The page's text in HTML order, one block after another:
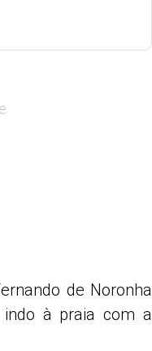
de Noronha
à praia com a